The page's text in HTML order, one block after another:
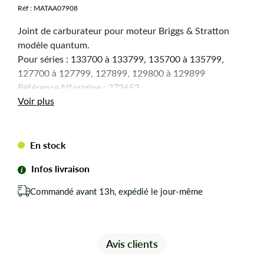
Réf : MATAA07908
Joint de carburateur pour moteur Briggs & Stratton
modèle quantum.
Pour séries : 133700 à 133799, 135700 à 135799,
127700 à 127799, 127899, 129800 à 129899
Référence N°origine : 272653
Voir plus
En stock
Infos livraison
Commandé avant 13h, expédié le jour-même
Avis clients